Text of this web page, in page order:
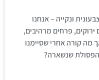
ונקייה – אנחנו
פרחים מרהיבים,
מה קורה אחרי שסיימנו
הפסולת שנשארה?